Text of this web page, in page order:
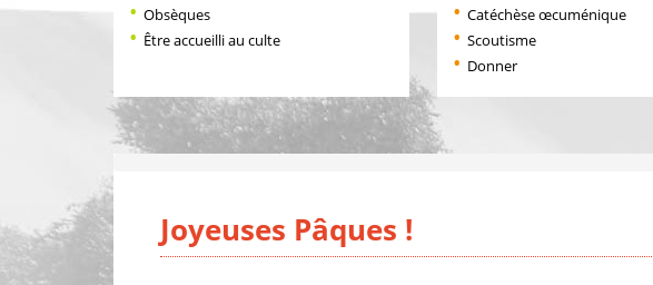
Obsèques
Être accueilli au culte
Catéchèse œcuménique
Scoutisme
Donner
Joyeuses Pâques !